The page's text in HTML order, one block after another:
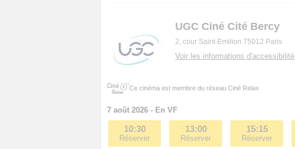
UGC Ciné Cité Bercy
2, cour Saint-Emilion 75012 Paris
Voir les informations d'accessibilité
Ce cinéma est membre du réseau Ciné Relax
7 août 2026 - En VF
10:30
Réserver
13:00
Réserver
15:15
Réserver